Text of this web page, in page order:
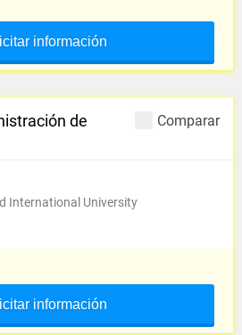
información
Comparar
de
International University
información